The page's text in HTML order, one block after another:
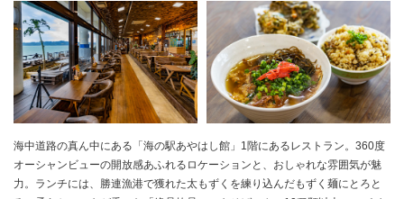
海中道路の真ん中にある「海の駅あやはし館」1階にあるレストラン。360度
オーシャンビューの開放感あふれるロケーションと、おしゃれな雰囲気が魅
力。ランチには、勝連漁港で獲れた太もずくを練り込んだもずく麺にとろと